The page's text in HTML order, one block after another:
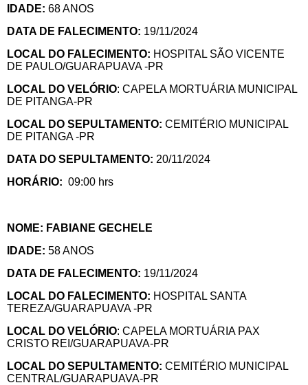
IDADE: 68 ANOS
DATA DE FALECIMENTO: 19/11/2024
LOCAL DO FALECIMENTO: HOSPITAL SÃO VICENTE
DE PAULO/GUARAPUAVA -PR
LOCAL DO VELÓRIO: CAPELA MORTUÁRIA MUNICIPAL
DE PITANGA-PR
LOCAL DO SEPULTAMENTO: CEMITÉRIO MUNICIPAL
DE PITANGA -PR
DATA DO SEPULTAMENTO: 20/11/2024
HORÁRIO: 09:00 hrs
NOME: FABIANE GECHELE
IDADE: 58 ANOS
DATA DE FALECIMENTO: 19/11/2024
LOCAL DO FALECIMENTO: HOSPITAL SANTA
TEREZA/GUARAPUAVA -PR
LOCAL DO VELÓRIO: CAPELA MORTUÁRIA PAX
CRISTO REI/GUARAPUAVA-PR
LOCAL DO SEPULTAMENTO: CEMITÉRIO MUNICIPAL
CENTRAL/GUARAPUAVA-PR